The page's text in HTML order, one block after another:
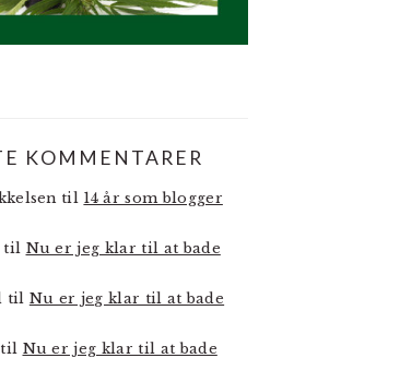
KOMMENTARER
til 14 år som blogger
Nu er jeg klar til at bade
til Nu er jeg klar til at bade
Nu er jeg klar til at bade